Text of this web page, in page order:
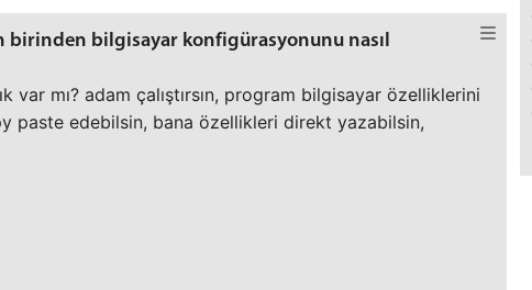
birinden bilgisayar konfigürasyonunu nasıl
var mı? adam çalıştırsın, program bilgisayar özelliklerini
paste edebilsin, bana özellikleri direkt yazabilsin,